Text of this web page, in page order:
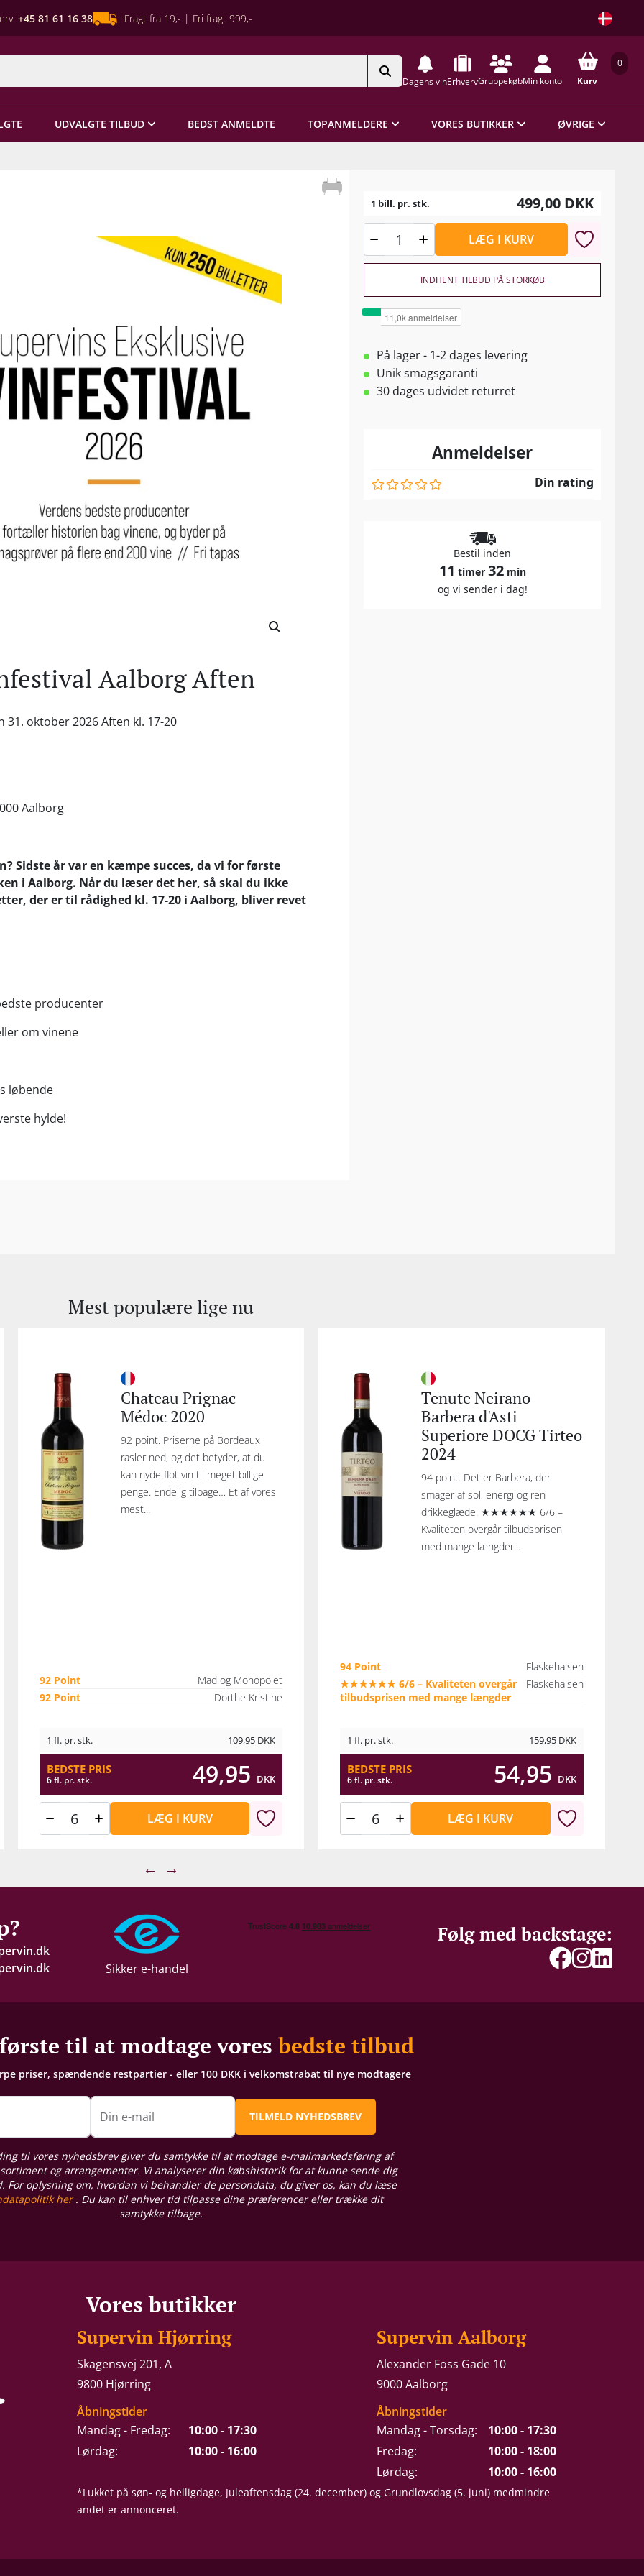
+45 81 61 16 38 Fragt fra 19,- | Fri fragt 999,-
Dagens vinErhvervGruppekøbMin konto
0
Kurv
UDVALGTE TILBUD BEDST ANMELDTE TOPANMELDERE VORES BUTIKKER ØVRIGE
Aalborg Aften
oktober 2026 Aften kl. 17-20
Aalborg
Sidste år var en kæmpe succes, da vi for første
i Aalborg. Når du læser det her, så skal du ikke
der er til rådighed kl. 17-20 i Aalborg, bliver revet
producenter
om vinene
løbende
hylde!
op til et aftenevent i vinens tegn i vores butik
eftertragtede områder i verden såsom
Champagne, Ribera del Duero, Châteauneuf-du-
på 3 timer!).
, der vil nyde kvalitetsvine i rolige omgivelser i
sig. Nyd de lækre snacks og småretter, som serveres
fra hele verden.
1 bill. pr. stk. 499,00 DKK
LÆG I KURV
INDHENT TILBUD PÅ STORKØB
På lager - 1-2 dages levering
Unik smagsgaranti
30 dages udvidet returret
Anmeldelser
Din rating
Bestil inden
11 timer 32min
og vi sender i dag!
Mest populære lige nu
Chateau Prignac
Médoc 2020
92 point. Priserne på Bordeaux
rasler ned, og det betyder, at du
kan nyde flot vin til meget billige
penge. Endelig tilbage… Et af vores
mest...
92 Point
Mad og Monopolet
92 Point
Dorthe Kristine
1 fl. pr. stk. 109,95 DKK
BEDSTE PRIS
6 fl. pr. stk. 49,95 DKK
LÆG I KURV
Tenute Neirano
Barbera d'Asti
Superiore DOCG Tirteo
2024
94 point. Det er Barbera, der
smager af sol, energi og ren
drikkeglæde. ★★★★★★ 6/6 –
Kvaliteten overgår tilbudsprisen
med mange længder...
94 Point
Flaskehalsen
★★★★★★ 6/6 – Kvaliteten overgår
tilbudsprisen med mange længder
Flaskehalsen
1 fl. pr. stk. 159,95 DKK
BEDSTE PRIS
6 fl. pr. stk. 54,95 DKK
LÆG I KURV
← →
Sikker e-handel
Følg med backstage:
til at modtage voresbedste tilbud
priser, spændende restpartier - eller 100 DKK i velkomstrabat til nye modtagere
Din e-mail TILMELD NYHEDSBREV
til vores nyhedsbrev giver du samtykke til at modtage e-mailmarkedsføring af
og arrangementer. Vi analyserer din købshistorik for at kunne sende dig
For oplysning om, hvordan vi behandler de persondata, du giver os, kan du læse
her. Du kan til enhver tid tilpasse dine præferencer eller trække dit
samtykke tilbage.
Vores butikker
Supervin Hjørring
Skagensvej 201, A
9800 Hjørring
Åbningstider
Mandag - Fredag:
10:00 - 17:30
Lørdag:
10:00 - 16:00
Supervin Aalborg
Alexander Foss Gade 10
9000 Aalborg
Åbningstider
Mandag - Torsdag:
10:00 - 17:30
Fredag:
10:00 - 18:00
Lørdag:
10:00 - 16:00
*Lukket på søn- og helligdage, Juleaftensdag (24. december) og Grundlovsdag (5. juni) medmindre
andet er annonceret.